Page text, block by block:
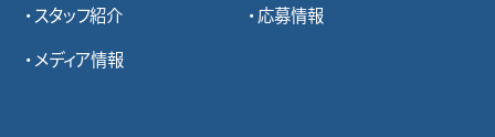
スタッフ紹介
メディア情報
応募情報